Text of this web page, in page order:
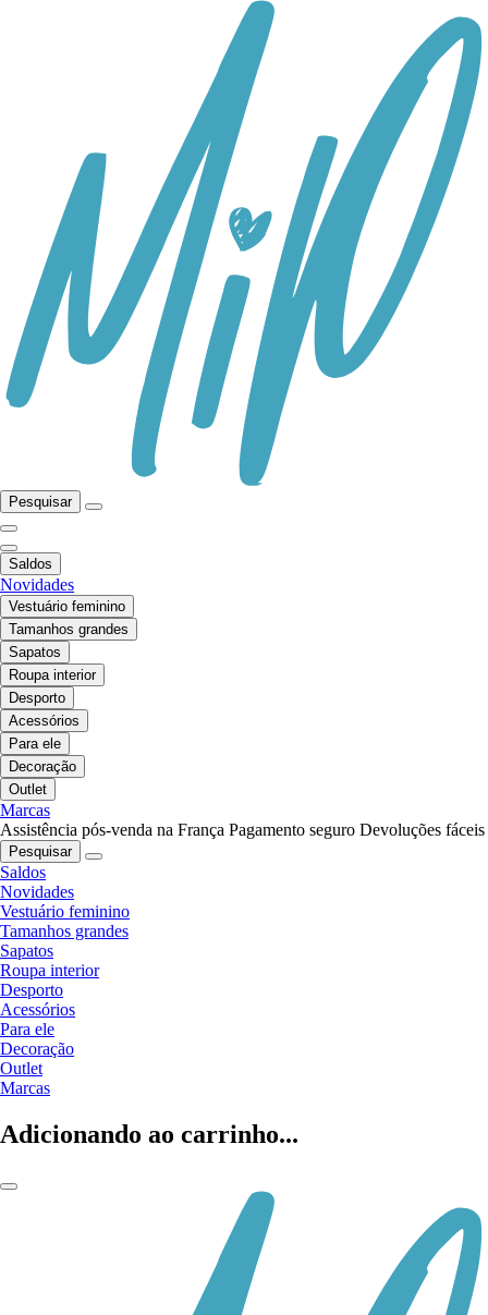
Pesquisar
Saldos
Novidades
Vestuário feminino
Tamanhos grandes
Sapatos
Roupa interior
Desporto
Acessórios
Para ele
Decoração
Outlet
Marcas
Assistência pós-venda na França Pagamento seguro Devoluções fáceis
Pesquisar
Saldos
Novidades
Vestuário feminino
Tamanhos grandes
Sapatos
Roupa interior
Desporto
Acessórios
Para ele
Decoração
Outlet
Marcas
Adicionando ao carrinho...